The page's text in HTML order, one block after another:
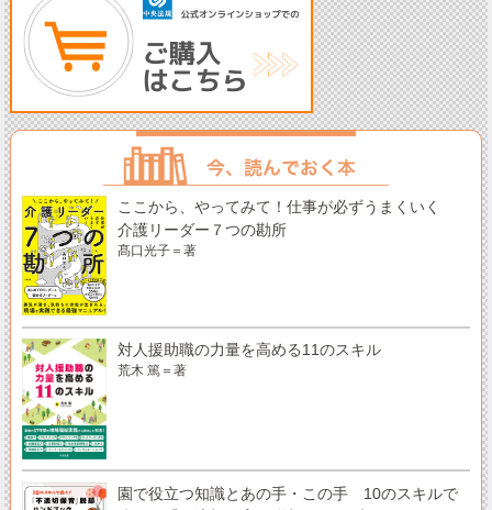
ここから、やってみて！仕事が必ずうまくいく
介護リーダー７つの勘所
髙口光子＝著
対人援助職の力量を高める11のスキル
荒木 篤＝著
園で役立つ知識とあの手・この手 10のスキルで